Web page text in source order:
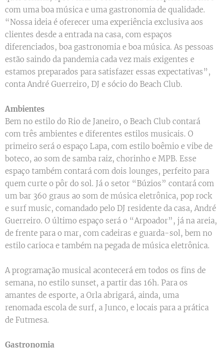
com uma boa música e uma gastronomia de qualidade.
“Nossa ideia é oferecer uma experiência exclusiva aos
clientes desde a entrada na casa, com espaços
diferenciados, boa gastronomia e boa música. As pessoas
estão saindo da pandemia cada vez mais exigentes e
estamos preparados para satisfazer essas expectativas”,
conta André Guerreiro, DJ e sócio do Beach Club.
Ambientes
Bem no estilo do Rio de Janeiro, o Beach Club contará
com três ambientes e diferentes estilos musicais. O
primeiro será o espaço Lapa, com estilo boêmio e vibe de
boteco, ao som de samba raiz, chorinho e MPB. Esse
espaço também contará com dois lounges, perfeito para
quem curte o pôr do sol. Já o setor “Búzios” contará com
um bar 360 graus ao som de música eletrônica, pop rock
e surf music, comandado pelo DJ residente da casa, André
Guerreiro. O último espaço será o “Arpoador”, já na areia,
de frente para o mar, com cadeiras e guarda-sol, bem no
estilo carioca e também na pegada de música eletrônica.
A programação musical acontecerá em todos os fins de
semana, no estilo sunset, a partir das 16h. Para os
amantes de esporte, a Orla abrigará, ainda, uma
renomada escola de surf, a Junco, e locais para a prática
de Futmesa.
Gastronomia